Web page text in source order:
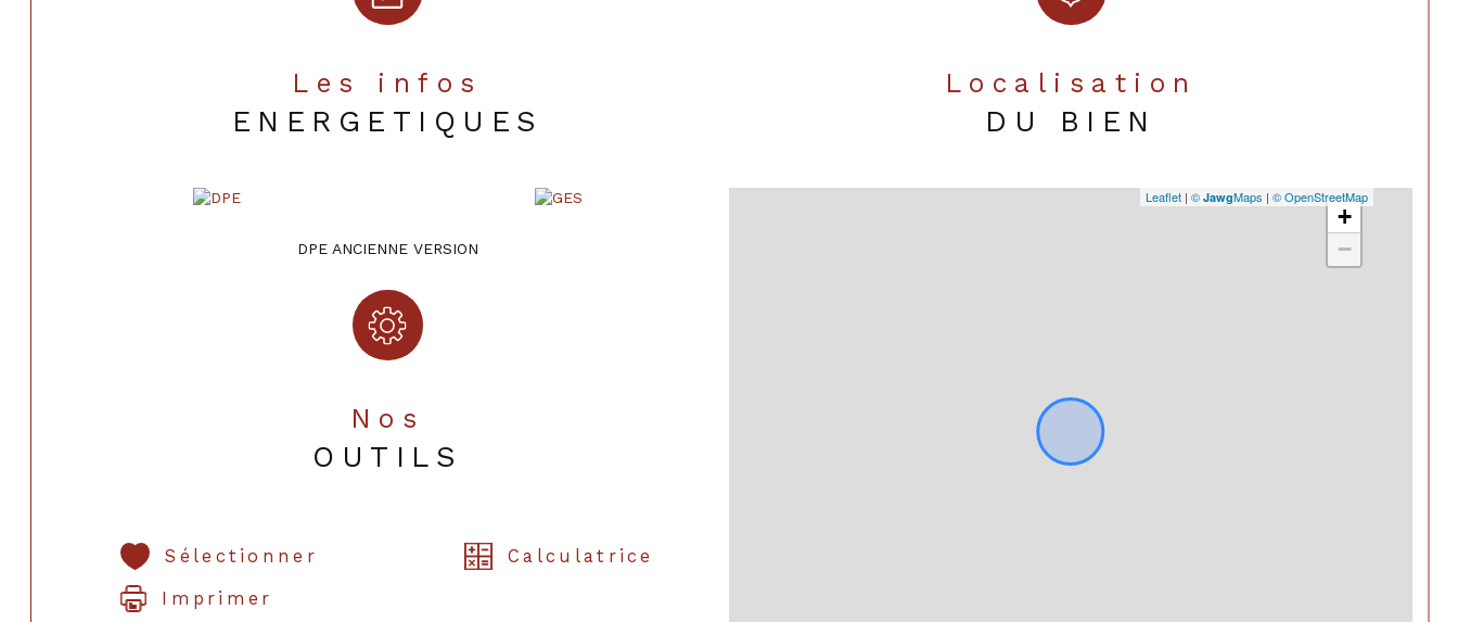
Les infos
ENERGETIQUES
DPE ANCIENNE VERSION
Nos
OUTILS
Sélectionner Calculatrice
Imprimer
Localisation
DU BIEN
+
−
Leaflet | © JawgMaps | © OpenStreetMap